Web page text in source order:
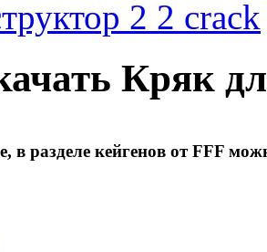
2 2 crack
Кряк
в разделе кейгенов от FFF